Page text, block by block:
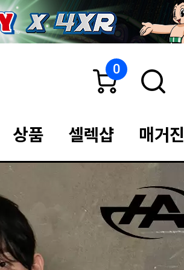
0
상품 셀렉샵 매거진